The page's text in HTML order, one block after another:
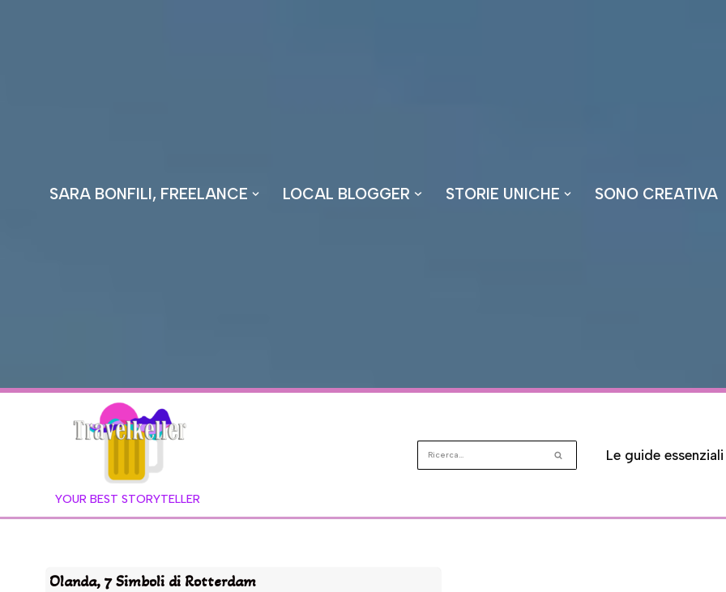
SARA BONFILI, FREELANCE LOCAL BLOGGER STORIE UNICHE SONO CREATIVA
YOUR BEST STORYTELLER
Le guide
Olanda, 7 Simboli di Rotterdam